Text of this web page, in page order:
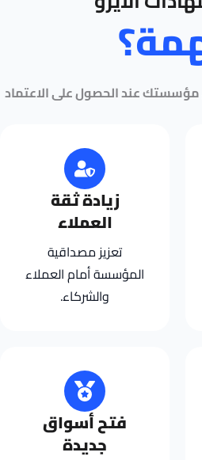
مؤسستك عند الحصول على الاعتماد
زيادة ثقة
العملاء
تعزيز مصداقية
المؤسسة أمام العملاء
والشركاء.
فتح أسواق
جديدة